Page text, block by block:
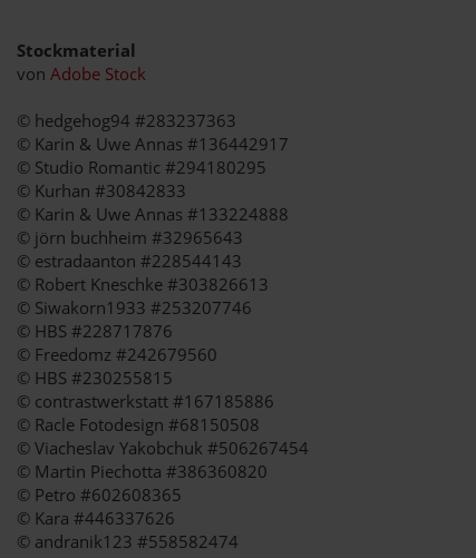
Stockmaterial
von Adobe Stock
© hedgehog94 #283237363
© Karin & Uwe Annas #136442917
© Studio Romantic #294180295
© Kurhan #30842833
© Karin & Uwe Annas #133224888
© jörn buchheim #32965643
© estradaanton #228544143
© Robert Kneschke #303826613
© Siwakorn1933 #253207746
© HBS #228717876
© Freedomz #242679560
© HBS #230255815
© contrastwerkstatt #167185886
© Racle Fotodesign #68150508
© Viacheslav Yakobchuk #506267454
© Martin Piechotta #386360820
© Petro #602608365
© Kara #446337626
© andranik123 #558582474